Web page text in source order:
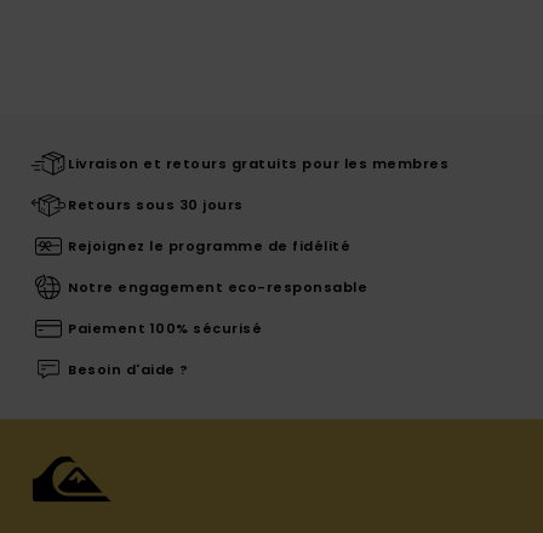
Livraison et retours gratuits pour les membres
Retours sous 30 jours
Rejoignez le programme de fidélité
Notre engagement eco-responsable
Paiement 100% sécurisé
Besoin d'aide ?